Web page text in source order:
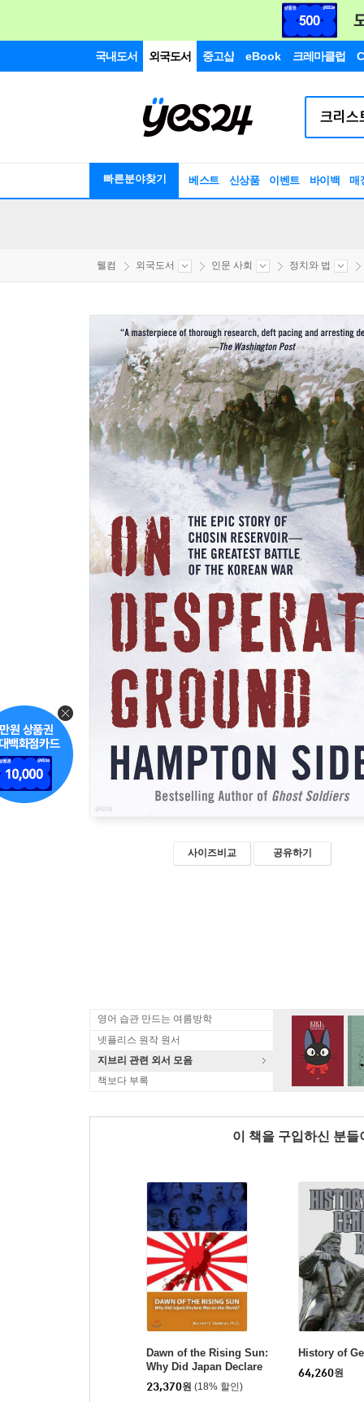
국내도서 외국도서 중고샵 eBook 크레마클럽
빠른분야찾기 베스트 신상품 이벤트 바이백 매
웰컴 외국도서 인문 사회 정치와 법
사이즈비교 공유하기
영어 습관 만드는 여름방학
넷플리스 원작 원서
지브리 관련 외서 모음
책보다 부록
이 책을 구입하신 분
Dawn of the Rising Sun:
Why Did Japan Declare
War on the World?
23,370원 (18% 할인)
History of
64,260원